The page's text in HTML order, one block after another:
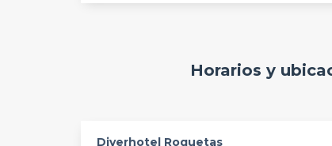
gratuito y TV pantalla plana. Dentro de
serán de mucha ayuda a la hora de
Horarios y
Diverhotel Roquetas